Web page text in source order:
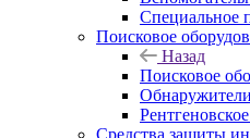
Специальное
Поисковое
Назад
Поисковое
Средства защиты